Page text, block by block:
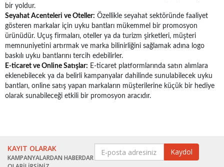
bir yoldur.
Seyahat Acenteleri ve Oteller: Özellikle seyahat sektöründe faaliyet
gösteren markalar için uyku bantları mükemmel bir promosyon
ürünüdür. Uçuş firmaları, oteller ya da turizm şirketleri, müşteri
memnuniyetini artırmak ve marka bilinirliğini sağlamak adına logo
baskılı uyku bantlarını tercih edebilirler.
E-ticaret ve Online Satışlar: E-ticaret platformlarında satın alımlara
eklenebilecek ya da belirli kampanyalar dahilinde sunulabilecek uyku
bantları, online satış yapan markaların müşterilerine küçük bir hediye
olarak sunabileceği etkili bir promosyon aracıdır.
KAYIT OLARAK
KAMPANYALARDAN HABERDAR